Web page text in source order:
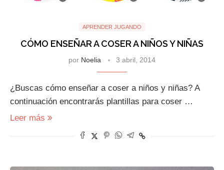
APRENDER JUGANDO
CÓMO ENSEÑAR A COSER A NIÑOS Y NIÑAS
por Noelia 3 abril, 2014
¿Buscas cómo enseñar a coser a niños y niñas? A
continuación encontrarás plantillas para coser …
Leer más